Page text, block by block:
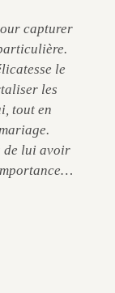
capturer
le
les
tout en
de lui avoir